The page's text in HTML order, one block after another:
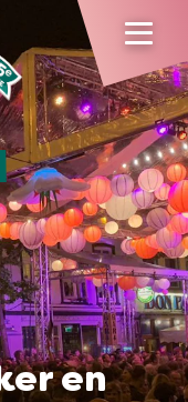
en